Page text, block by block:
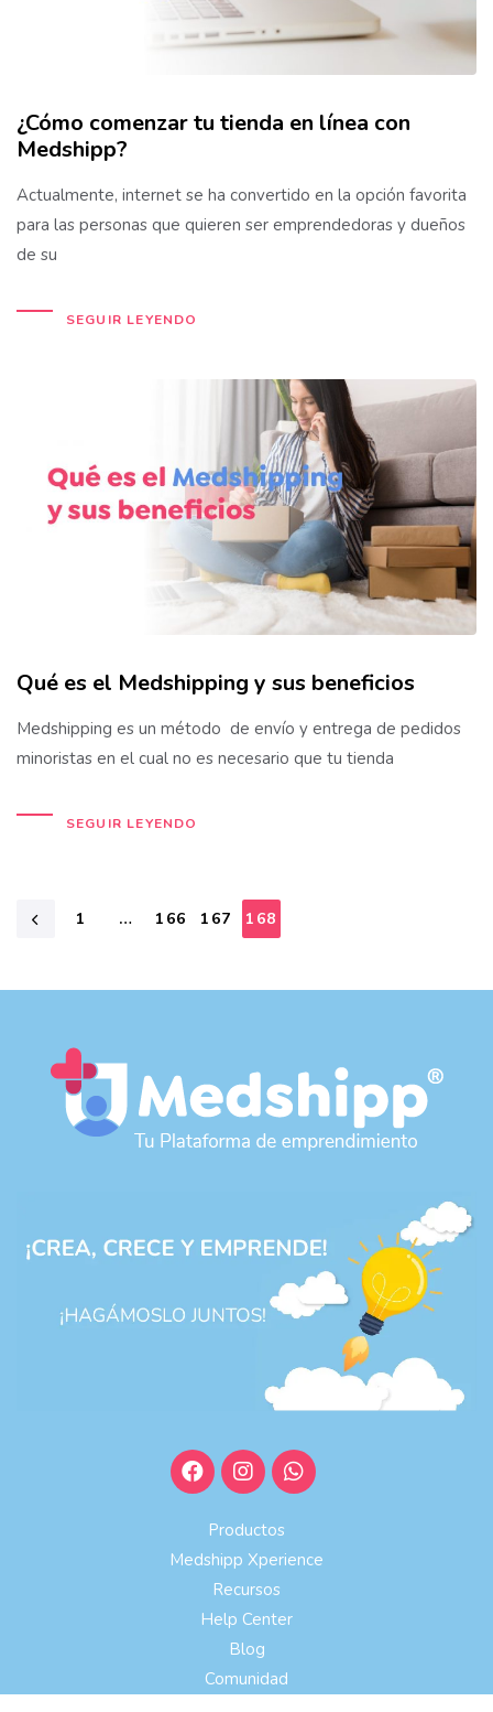
¿Cómo comenzar tu tienda en línea con
Medshipp?
Actualmente, internet se ha convertido en la opción favorita
para las personas que quieren ser emprendedoras y dueños
de su
SEGUIR LEYENDO
Qué es el Medshipping y sus beneficios
Medshipping es un método de envío y entrega de pedidos
minoristas en el cual no es necesario que tu tienda
SEGUIR LEYENDO
1 … 166 167 168
Productos
Medshipp Xperience
Recursos
Help Center
Blog
Comunidad